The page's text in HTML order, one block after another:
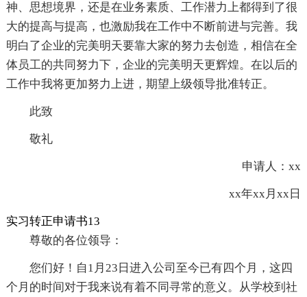
神、思想境界，还是在业务素质、工作潜力上都得到了很
大的提高与提高，也激励我在工作中不断前进与完善。我
明白了企业的完美明天要靠大家的努力去创造，相信在全
体员工的共同努力下，企业的完美明天更辉煌。在以后的
工作中我将更加努力上进，期望上级领导批准转正。
此致
敬礼
申请人：xx
xx年xx月xx日
实习转正申请书13
尊敬的各位领导：
您们好！自1月23日进入公司至今已有四个月，这四
个月的时间对于我来说有着不同寻常的意义。从学校到社